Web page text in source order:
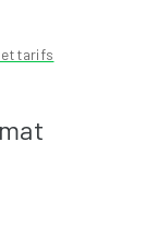
tarifs